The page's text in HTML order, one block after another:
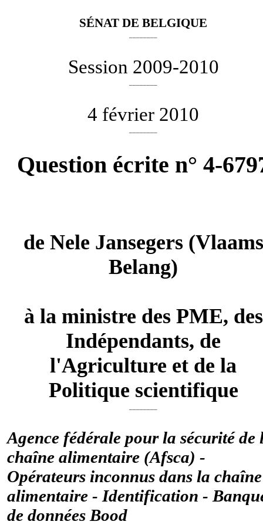
SÉNAT DE BELGIQUE
Session 2009-2010
4 février 2010
Question écrite n° 4-
de Nele Jansegers(Vlaams
Belang)
à la ministre des PME, des
Indépendants, de
l'Agriculture et de la
Politique scientifique
Agence fédérale pour la sécurité de
chaîne alimentaire (Afsca) -
Opérateurs inconnus dans la chaîne
alimentaire - Identification -
de données Bood